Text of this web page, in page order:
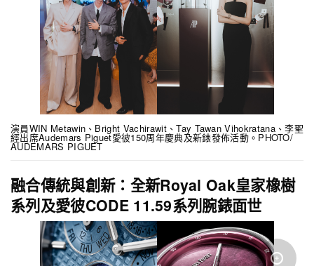
演員WIN Metawin、Bright Vachirawit、Tay Tawan Vihokratana、李聖
經出席Audemars Piguet愛彼150周年慶典及新錶發佈活動。PHOTO/
AUDEMARS PIGUET
融合傳統與創新：全新Royal Oak皇家橡樹
系列及愛彼CODE 11.59系列腕錶面世